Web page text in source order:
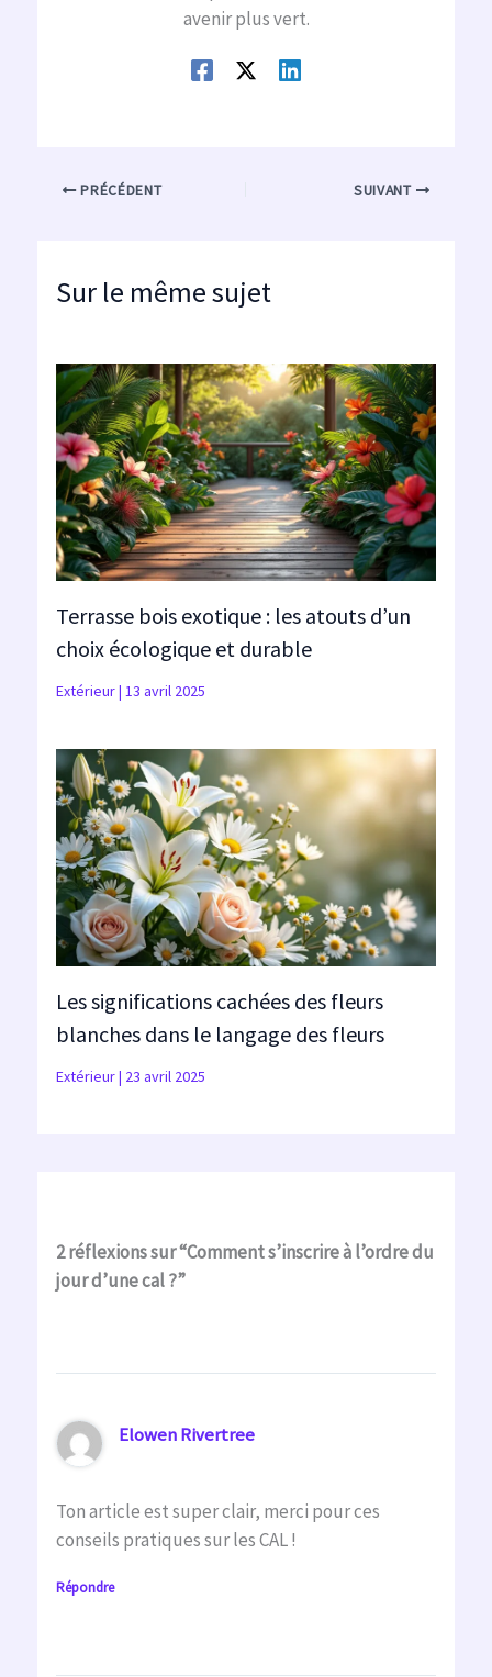
avenir plus vert.
PRÉCÉDENT SUIVANT
Sur le même sujet
Terrasse bois exotique : les atouts d’un
choix écologique et durable
Extérieur| 13 avril 2025
Les significations cachées des fleurs
blanches dans le langage des fleurs
Extérieur| 23 avril 2025
2 réflexions sur “Comment s’inscrire à l’ordre du
jour d’une cal ?”
Elowen Rivertree
Ton article est super clair, merci pour ces
conseils pratiques sur les CAL !
Répondre